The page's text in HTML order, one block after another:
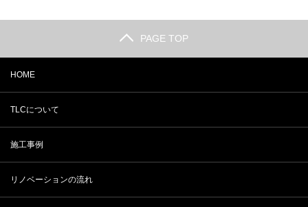
PAGE TOP
HOME
TLCについて
施工事例
リノベーションの流れ